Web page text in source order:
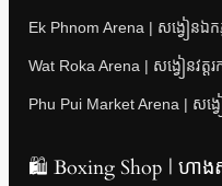
Ek Phnom Arena | សង្វៀនឯក
Wat Roka Arena | សង្វៀនវត្តរ
Phu Pui Market Arena | សង្វ
🛍 Boxing Shop | ហាងស